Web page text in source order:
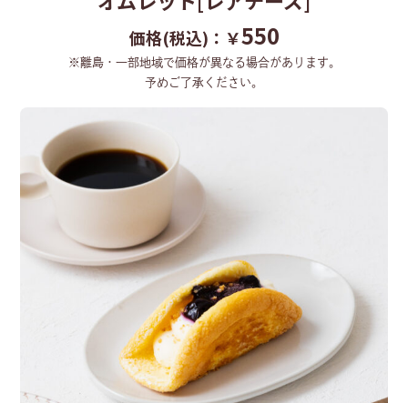
価格(税込)：￥550
※離島・一部地域で価格が異なる場合があります。
予めご了承ください。